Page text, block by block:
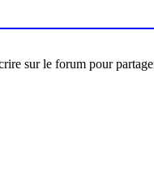
sur le forum pour